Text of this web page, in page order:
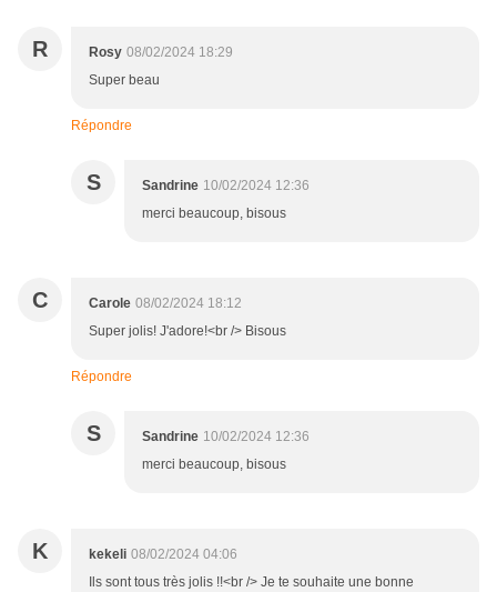
R Rosy 08/02/2024 18:29
Super beau
Répondre
S Sandrine 10/02/2024 12:36
merci beaucoup, bisous
C Carole 08/02/2024 18:12
Super jolis! J'adore!<br /> Bisous
Répondre
S Sandrine 10/02/2024 12:36
merci beaucoup, bisous
K kekeli 08/02/2024 04:06
Ils sont tous très jolis !!<br /> Je te souhaite une bonne